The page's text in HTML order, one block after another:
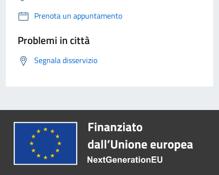
Prenota un appuntamento
Problemi in città
Segnala disservizio